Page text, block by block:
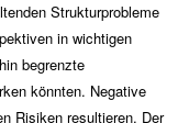
Strukturprobleme
in wichtigen
begrenzte
könnten. Negative
Risiken resultieren. Der